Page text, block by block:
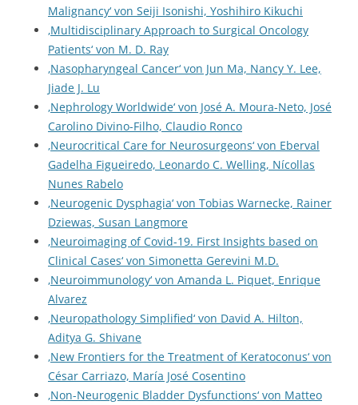
Malignancy‘ von Seiji Isonishi, Yoshihiro Kikuchi
‚Multidisciplinary Approach to Surgical Oncology
Patients‘ von M. D. Ray
‚Nasopharyngeal Cancer‘ von Jun Ma, Nancy Y. Lee,
Jiade J. Lu
‚Nephrology Worldwide‘ von José A. Moura-Neto, José
Carolino Divino-Filho, Claudio Ronco
‚Neurocritical Care for Neurosurgeons‘ von Eberval
Gadelha Figueiredo, Leonardo C. Welling, Nícollas
Nunes Rabelo
‚Neurogenic Dysphagia‘ von Tobias Warnecke, Rainer
Dziewas, Susan Langmore
‚Neuroimaging of Covid-19. First Insights based on
Clinical Cases‘ von Simonetta Gerevini M.D.
‚Neuroimmunology‘ von Amanda L. Piquet, Enrique
Alvarez
‚Neuropathology Simplified‘ von David A. Hilton,
Aditya G. Shivane
‚New Frontiers for the Treatment of Keratoconus‘ von
César Carriazo, María José Cosentino
‚Non-Neurogenic Bladder Dysfunctions‘ von Matteo